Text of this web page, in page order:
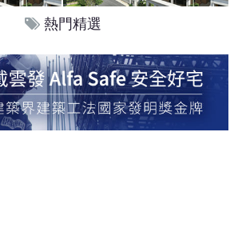
熱門精選